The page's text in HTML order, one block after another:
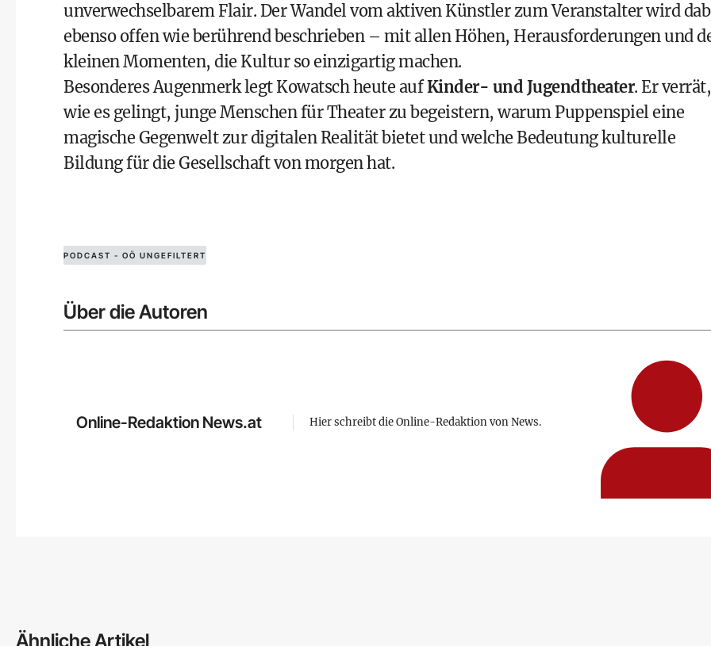
unverwechselbarem Flair. Der Wandel vom aktiven Künstler zum Veranstalter wird
ebenso offen wie berührend beschrieben – mit allen Höhen, Herausforderungen und
kleinen Momenten, die Kultur so einzigartig machen.
Besonderes Augenmerk legt Kowatsch heute aufKinder- und Jugendtheater. Er verrät,
wie es gelingt, junge Menschen für Theater zu begeistern, warum Puppenspiel eine
magische Gegenwelt zur digitalen Realität bietet und welche Bedeutung kulturelle
Bildung für die Gesellschaft von morgen hat.
PODCAST - OÖ UNGEFILTERT
Über die Autoren
Online-Redaktion News.at Hier schreibt die Online-Redaktion von News.
Ähnliche Artikel